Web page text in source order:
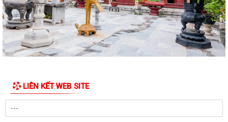
KẾ HOẠCH SỐ 247/KH-UBND, ngày 04/7/2026 Về việc triển khai thi
hành Luật Thương mại điện tử
KẾ HOẠCH SỐ 249/KH-UBND, ngày 06/7/2026 về triển khai thực hiện
Nghị quyết số 88/NQ-CP ngày...
triển khai thực hiện Kế hoạch số...
QUYẾT ĐỊNH SỐ 2782/QĐ-UBND, ngày 21/7/2026 của UBND thành
LIÊN KẾT WEB SITE